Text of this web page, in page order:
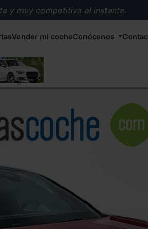
y muy competitiva al instante.
conductores satisfechos.
el coche que tu quieras.
en cualquier parte de España.
tu coche. Pago inmediato.
Vender mi cocheConócenos